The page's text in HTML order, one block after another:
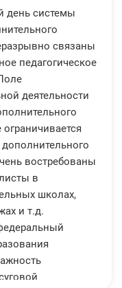
день системы
связаны
педагогическое
деятельности
востребованы
в
школах,
и т.д.